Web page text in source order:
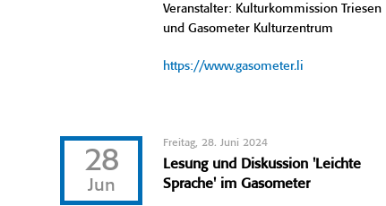
Veranstalter: Kulturkommission Triesen
und Gasometer Kulturzentrum
https://www.gasometer.li
28
Jun
Freitag, 28. Juni 2024
Lesung und Diskussion 'Leichte
Sprache' im Gasometer